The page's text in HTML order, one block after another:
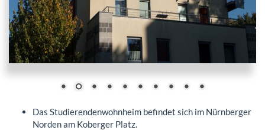
Das Studierendenwohnheim befindet sich im Nürnberger
Norden am Koberger Platz.